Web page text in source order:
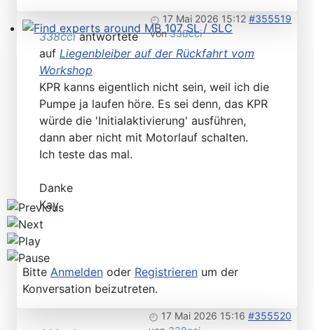
Find experts around MB 107 SL / SLC
17 Mai 2026 15:12 #355519
von338cci
338cciantwortete
auf Liegenbleiber auf der Rückfahrt vom
Workshop
KPR kanns eigentlich nicht sein, weil ich die
Pumpe ja laufen höre. Es sei denn, das KPR
würde die 'Initialaktivierung' ausführen,
dann aber nicht mit Motorlauf schalten.
Ich teste das mal.
Danke
Kay
Bitte Anmelden oder Registrieren um der
Konversation beizutreten.
17 Mai 2026 15:16 #355520